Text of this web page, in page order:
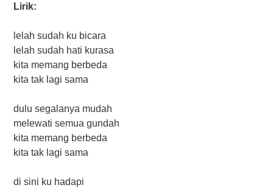
Lirik:
lelah sudah ku bicara
lelah sudah hati kurasa
kita memang berbeda
kita tak lagi sama
dulu segalanya mudah
melewati semua gundah
kita memang berbeda
kita tak lagi sama
di sini ku hadapi